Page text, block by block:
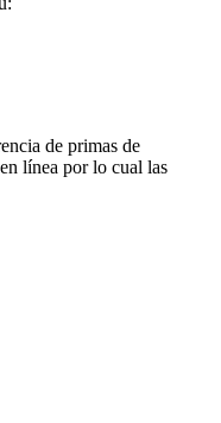
de primas de
línea por lo cual las